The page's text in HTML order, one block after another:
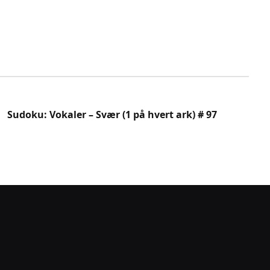
Sudoku: Vokaler – Svær (1 på hvert ark) # 97